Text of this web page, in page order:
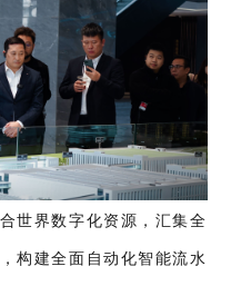
世界数字化资源，汇集全
构建全面自动化智能流水